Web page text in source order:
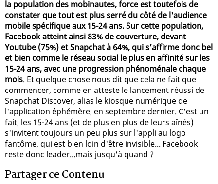
la population des mobinautes, force est toutefois de
constater que tout est plus serré du côté de l'audience
mobile spécifique aux 15-24 ans. Sur cette population,
Facebook atteint ainsi 83% de couverture, devant
Youtube (75%) et Snapchat à 64%, qui s’affirme donc bel
et bien comme le réseau social le plus en affinité sur les
15-24 ans, avec une progression phénoménale chaque
mois. Et quelque chose nous dit que cela ne fait que
commencer, comme en atteste le lancement réussi de
Snapchat Discover, alias le kiosque numérique de
l'application éphémère, en septembre dernier. C'est un
fait, les 15-24 ans (et de plus en plus de leurs aînés)
s'invitent toujours un peu plus sur l'appli au logo
fantôme, qui est bien loin d'être invisible... Facebook
reste donc leader...mais jusqu'à quand ?
Partager ce Contenu